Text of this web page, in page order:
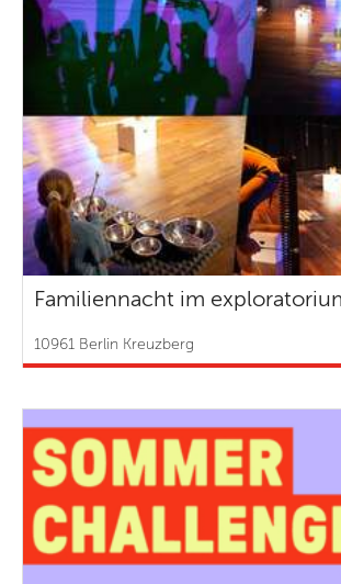
Familiennacht im
10961 Berlin Kreuzberg